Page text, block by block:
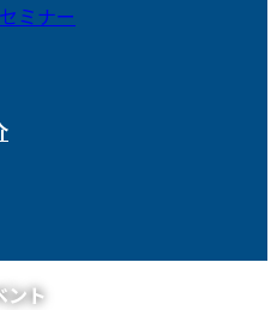
ミナー
ント